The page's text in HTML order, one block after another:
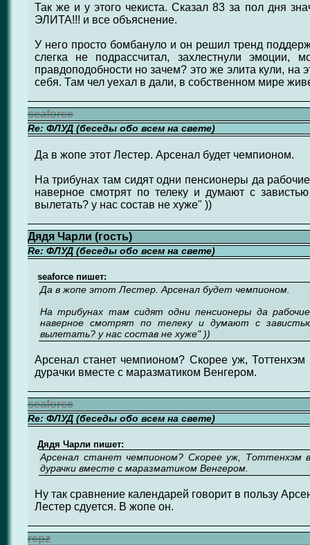
Так же и у этого чекиста. Сказал 83 за пол дня
ЭЛИТА!!! и все объяснение.
У него просто бомбануло и он решил тренд
слегка не подрассчитал, захлестнули эмоции,
правдоподобности но зачем? это же элита кули, на
себя. Там чел уехал в дали, в собственном мире
seaforce
Re: ФЛУД (беседы обо всем на свете)
Да в жопе этот Лестер. Арсенал будет чемпионом.
На трибунах там сидят одни пенсионеры да
наверное смотрят по телеку и думают с
вылетать? у нас состав не хуже" ))
Дядя Чарли (гость)
Re: ФЛУД (беседы обо всем на свете)
seaforce пишет:
Да в жопе этот Лестер. Арсенал будет чемпионом.
На трибунах там сидят одни пенсионеры да
наверное смотрят по телеку и думают с
вылетать? у нас состав не хуже" ))
Арсенал станет чемпионом? Скорее уж, Тоттенхэм
дурачки вместе с маразматиком Венгером.
seaforce
Re: ФЛУД (беседы обо всем на свете)
Дядя Чарли пишет:
Арсенал станет чемпионом? Скорее уж, Тоттенхэм
дурачки вместе с маразматиком Венгером.
Ну так сравнение календарей говорит в пользу
Лестер сдуется. В жопе он.
repz